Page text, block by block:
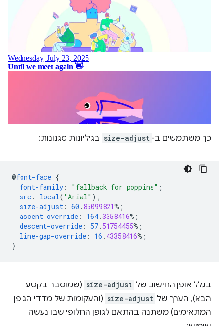
כך משתמשים ב- size-adjust בגיליונות סגנונות:
@font-face {
font-family : "fallback for poppins" ;
src : local ( "Arial" );
size-adjust : 60 . 85099821%;
ascent-override : 164. 3358416%;
descent-override : 57. 51754455%;
line-gap-override : 16 . 43358416%;
}
בגלל אופן החישוב של size-adjust (שמוסבר בקטע
הבא), הערך של size-adjust (והעקומות של מדדי הגופן
המתאימים) משתנה בהתאם לגופן החלופי שבו נעשה